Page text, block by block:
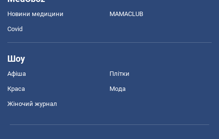
Новини медицини MAMACLUB
Covid
Шоу
Афіша Плітки
Краса Мода
Жіночий журнал